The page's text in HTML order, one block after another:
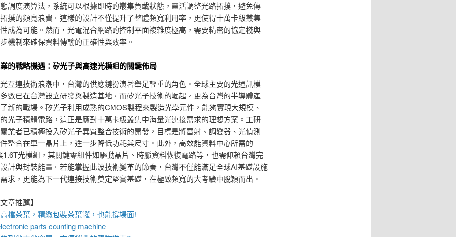
調度演算法，系統可以根據即時的叢集負載狀態，靈活調整光路拓撲，避免傳
撲的頻寬浪費。這樣的設計不僅提升了整體頻寬利用率，更使得十萬卡級叢集
成為可能。然而，光電混合網路的控制平面複雜度極高，需要精密的協定棧與
機制來確保資料傳輸的正確性與效率。
的戰略機遇：矽光子與高速光模組的關鍵佈局
互連技術浪潮中，台灣的供應鏈扮演著舉足輕重的角色。全球主要的光通訊模
數已在台灣設立研發與製造基地，而矽光子技術的崛起，更為台灣的半導體產
新的戰場。矽光子利用成熟的CMOS製程來製造光學元件，能夠實現大規模、
光子積體電路，這正是應對十萬卡級叢集中海量光連接需求的理想方案。工研
業者已積極投入矽光子異質整合技術的開發，目標是將雷射、調變器、光偵測
整合在單一晶片上，進一步降低功耗與尺寸。此外，高效能資料中心所需的
1.6T光模組，其關鍵零組件如驅動晶片、時脈資料恢復電路等，也需仰賴台灣完
計與封裝能量。若能掌握此波技術變革的節奏，台灣不僅能滿足全球AI基礎設施
求，更能為下一代連接技術奠定堅實基礎，在極致頻寬的大考驗中脫穎而出。
章推薦】
檔茶葉，精緻包裝茶葉罐，也能撐場面!
parts counting machine